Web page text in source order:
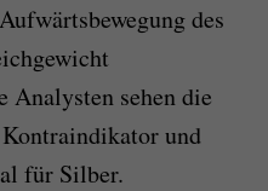
des
sehen die
und
für Silber.